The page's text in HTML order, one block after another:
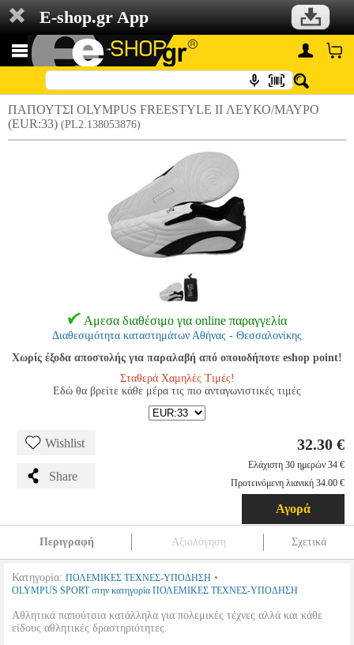
E-shop.gr App
ΠΑΠΟΥΤΣΙ OLYMPUS FREESTYLE II ΛΕΥΚΟ/ΜΑΥΡΟ
(EUR:33) (PL2.138053876)
Αμεσα διαθέσιμο για online παραγγελία
Διαθεσιμότητα καταστημάτων Αθήνας - Θεσσαλονίκης
Χωρίς έξοδα αποστολής για παραλαβή από οποιοδήποτε eshop point!
Σταθερά Χαμηλές Τιμές!
Εδώ θα βρείτε κάθε μέρα τις πιο ανταγωνιστικές τιμές
Wishlist
Share
32.30 €
Ελάχιστη 30 ημερών 34 €
Προτεινόμενη λιανική 34.00 €
Αγορά
Περιγραφή Αξιολόγηση Σχετικά
Κατηγορία: ΠΟΛΕΜΙΚΕΣ ΤΕΧΝΕΣ-ΥΠΟΔΗΣΗ •
OLYMPUS SPORT στην κατηγορία ΠΟΛΕΜΙΚΕΣ ΤΕΧΝΕΣ-ΥΠΟΔΗΣΗ
Αθλητικά παπούτσια κατάλληλα για πολεμικές τέχνες αλλά και κάθε
είδους αθλητικές δραστηριότητες.